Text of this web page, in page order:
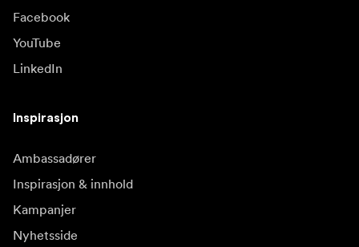
Facebook
YouTube
LinkedIn
Inspirasjon
Ambassadører
Inspirasjon & innhold
Kampanjer
Nyhetsside